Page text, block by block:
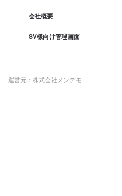
会社概要
SV様向け管理画面
運営元：株式会社メンテモ